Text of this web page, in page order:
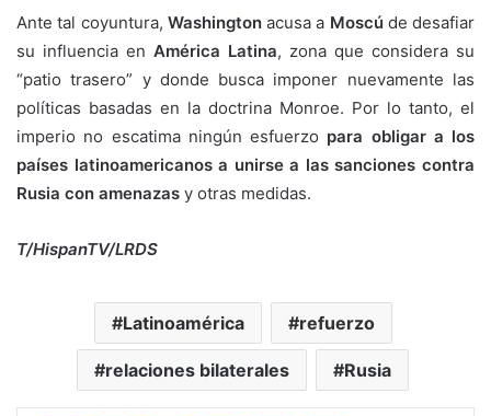
Ante tal coyuntura, Washingtonacusa a Moscúde desafiar
su influencia en América Latina, zona que considera su
“patio trasero” y donde busca imponer nuevamente las
políticas basadas en la doctrina Monroe. Por lo tanto, el
imperio no escatima ningún esfuerzo para obligar a los
países latinoamericanos a unirse a las sanciones contra
Rusia con amenazas y otras medidas.
T/HispanTV/LRDS
Latinoamérica refuerzo
relaciones bilaterales Rusia